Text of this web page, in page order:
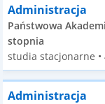
Administracja
Państwowa
stopnia
studia stacjonarne •
Administracja